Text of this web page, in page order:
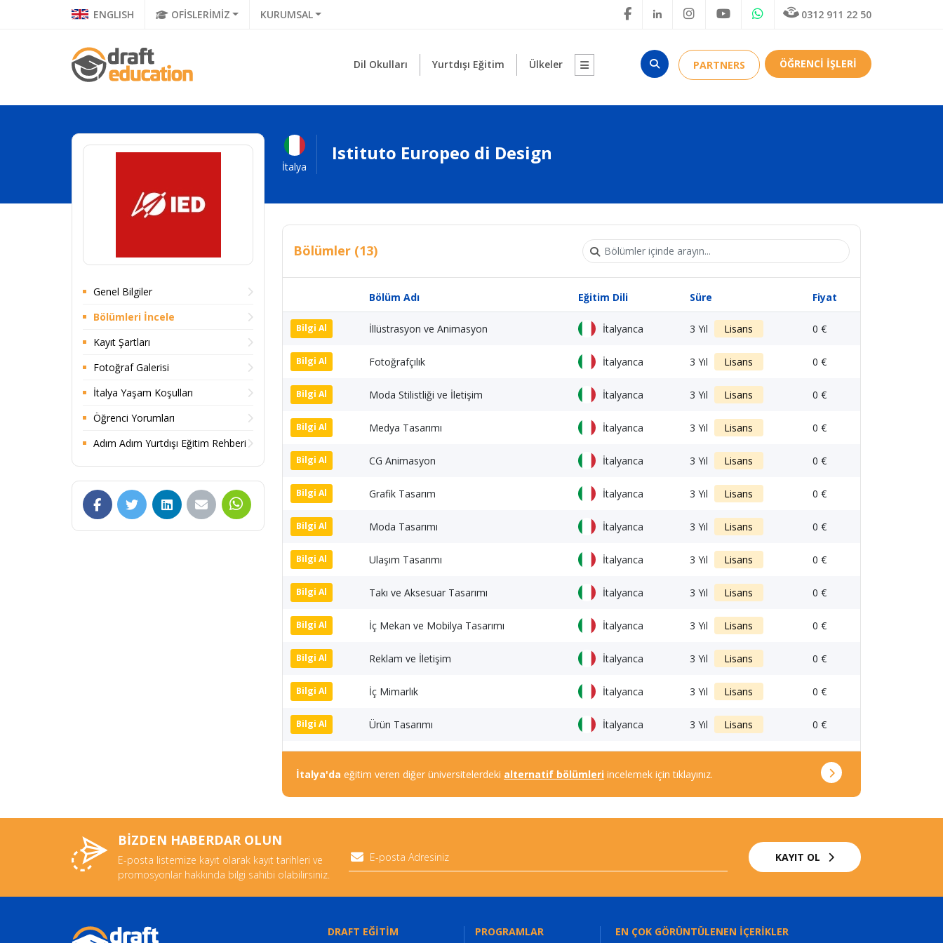
ENGLISH OFİSLERİMİZ KURUMSAL 0312 911 22 50
Dil Okulları Yurtdışı Eğitim Ülkeler PARTNERS ÖĞRENCİ İŞLERİ
İtalya
Istituto Europeo di Design
Genel Bilgiler
Bölümleri İncele
Kayıt Şartları
Fotoğraf Galerisi
İtalya Yaşam Koşulları
Öğrenci Yorumları
Adım Adım Yurtdışı Eğitim Rehberi
Bölümler (13)
Bölüm Adı Eğitim Dili Süre Fiyat
Bilgi Al İllüstrasyon ve Animasyon İtalyanca 3 Yıl Lisans 0 €
Bilgi Al Fotoğrafçılık İtalyanca 3 Yıl Lisans 0 €
Bilgi Al Moda Stilistliği ve İletişim İtalyanca 3 Yıl Lisans 0 €
Bilgi Al Medya Tasarımı İtalyanca 3 Yıl Lisans 0 €
Bilgi Al CG Animasyon İtalyanca 3 Yıl Lisans 0 €
Bilgi Al Grafik Tasarım İtalyanca 3 Yıl Lisans 0 €
Bilgi Al Moda Tasarımı İtalyanca 3 Yıl Lisans 0 €
Bilgi Al Ulaşım Tasarımı İtalyanca 3 Yıl Lisans 0 €
Bilgi Al Takı ve Aksesuar Tasarımı İtalyanca 3 Yıl Lisans 0 €
Bilgi Al İç Mekan ve Mobilya Tasarımı İtalyanca 3 Yıl Lisans 0 €
Bilgi Al Reklam ve İletişim İtalyanca 3 Yıl Lisans 0 €
Bilgi Al İç Mimarlık İtalyanca 3 Yıl Lisans 0 €
Bilgi Al Ürün Tasarımı İtalyanca 3 Yıl Lisans 0 €
İtalya'da eğitim veren diğer üniversitelerdeki alternatif bölümleri incelemek için tıklayınız.
BİZDEN HABERDAR OLUN
E-posta listemize kayıt olarak kayıt tarihleri ve
promosyonlar hakkında bilgi sahibi olabilirsiniz.
KAYIT OL
DRAFT EĞİTİM PROGRAMLAR EN ÇOK GÖRÜNTÜLENEN İÇERİKLER